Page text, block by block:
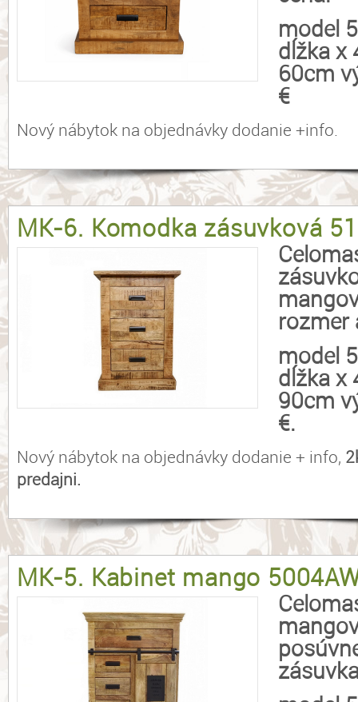
model
dĺžka x
60cm
€
Nový nábytok na objednávky dodanie +info.
MK-6. Komodka zásuvková
rozmer
model
dĺžka x
90cm
€.
Nový nábytok na objednávky dodanie + info,
predajni.
MK-5. Kabinet mango